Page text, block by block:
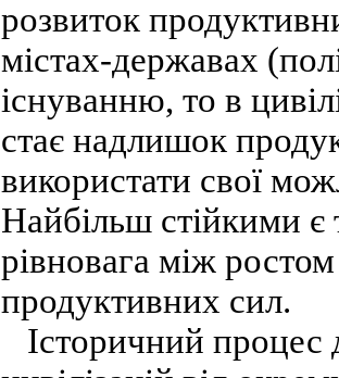
розвиток
містах-державах
існуванню, то в
стає надлишок
використати свої
Найбільш стійкими є
рівновага між
продуктивних сил.
Історичний процес